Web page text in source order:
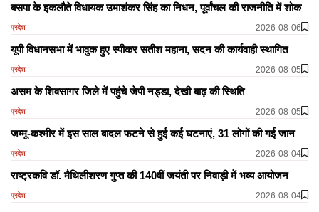
बसपा के इकलौते विधायक उमाशंकर सिंह का निधन, पूर्वांचल की राजनीति में शोक
प्रदेश 2026-08-06
यूपी विधानसभा में भावुक हुए स्पीकर सतीश महाना, सदन की कार्यवाही स्थागित
प्रदेश 2026-08-05
असम के शिवसागर जिले में पहुंचे जेपी नड्डा, देखी बाढ़ की स्थिति
प्रदेश 2026-08-05
जम्मू-कश्मीर में इस साल बादल फटने से हुई कई घटनाएं, 31 लोगों की गई जान
प्रदेश 2026-08-04
राष्ट्रकवि डॉ. मैथिलीशरण गुप्त की 140वीं जयंती पर निवाड़ी में भव्य आयोजन
प्रदेश 2026-08-04